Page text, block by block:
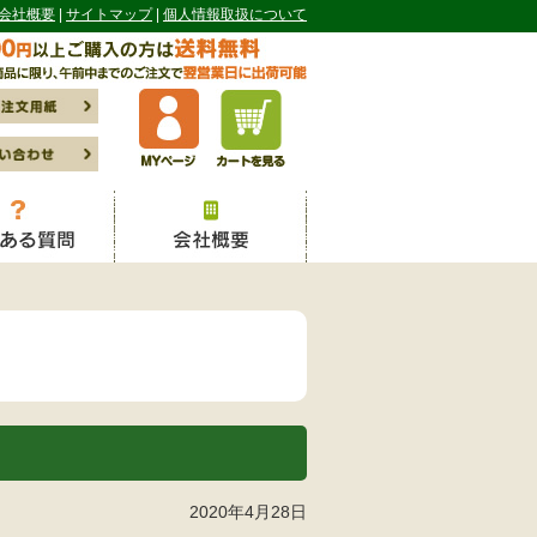
社概要 サイトマップ 個人情報取扱について
2020年4月28日